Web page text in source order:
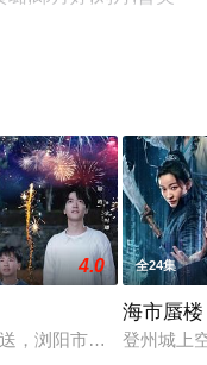
,江奇霖,周野芒,葛
免费观看高清未删
剧、电视猫或剧情
们排挤，于是为了解
4.0
，浏阳市文旅广电体育
全24集
海市蜃楼
登州城上